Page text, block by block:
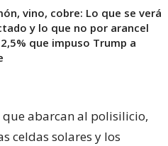
vino, cobre: Lo que se verá
y lo que no por arancel
que impuso Trump a
que abarcan al polisilicio,
celdas solares y los